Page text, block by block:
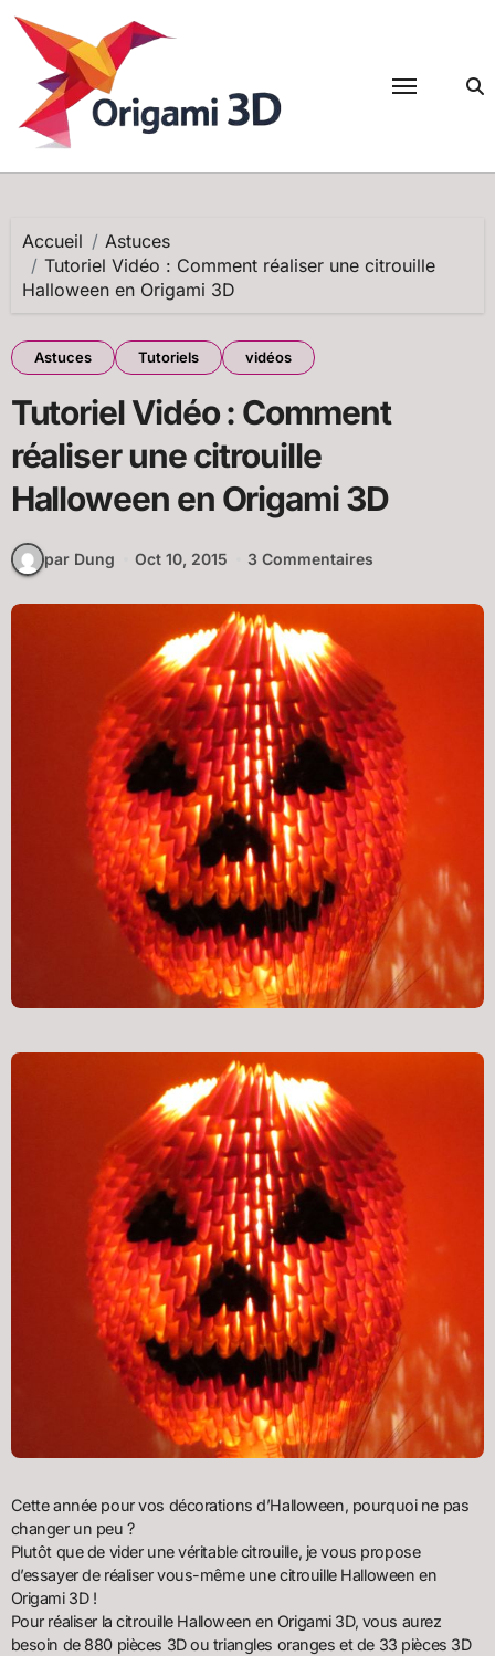
Passer
contenu
Accueil
Astuces
Tutoriel Vidéo : Comment réaliser une citrouille
Halloween en Origami 3D
Astuces Tutoriels vidéos
Tutoriel Vidéo : Comment
réaliser une citrouille
Halloween en Origami 3D
par Dung Oct 10, 2015 3 Commentaires
Cette année pour vos décorations d’Halloween, pourquoi ne pas
changer un peu ?
Plutôt que de vider une véritable citrouille, je vous propose
d’essayer de réaliser vous-même une citrouille Halloween en
Origami 3D !
Pour réaliser la citrouille Halloween en Origami 3D, vous aurez
besoin de 880 pièces 3D ou triangles oranges et de 33 pièces 3D